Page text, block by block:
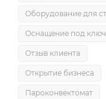
Оборудование для
Оснащение под ключ
Отзыв клиента
Открытие бизнеса
Пароконвектомат